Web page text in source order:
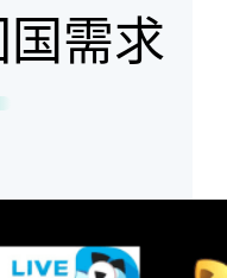
需求